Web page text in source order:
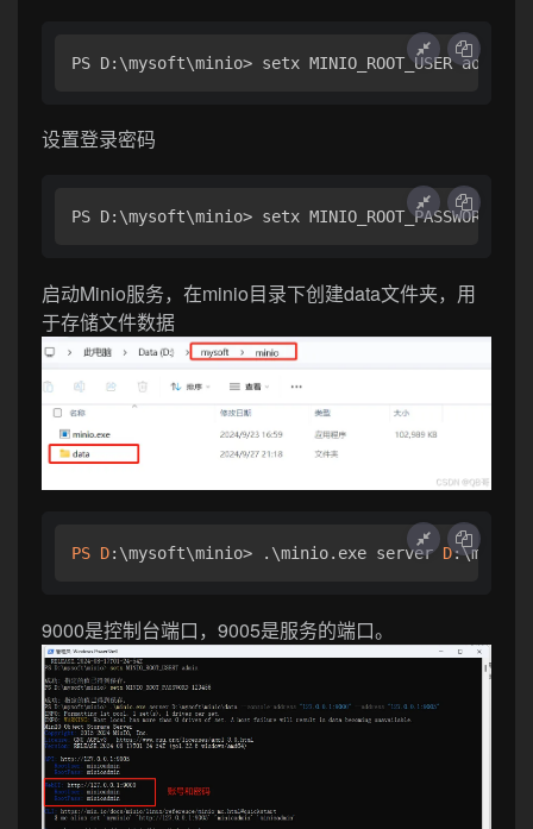
PS D:\mysoft\minio> setx MINIO_ROOT_USER admin
设置登录密码
PS D:\mysoft\minio> setx MINIO_ROOT_PASSWORD
启动Minio服务，在minio目录下创建data文件夹，用
于存储文件数据
PS D:\mysoft\minio> .\minio. exe server D
9000是控制台端口，9005是服务的端口。